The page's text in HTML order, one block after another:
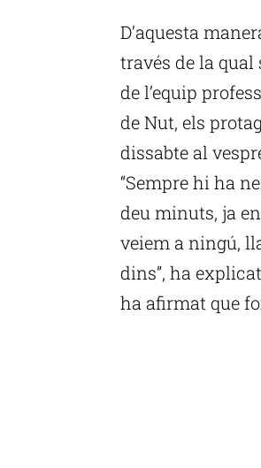
D’aquesta
través de la qual
de l’equip
de Nut, els
dissabte al
“Sempre hi ha
deu minuts, ja
veiem a ningú,
dins”, ha
ha afirmat que